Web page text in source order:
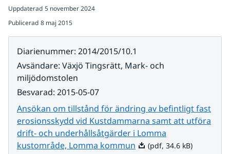
Uppdaterad 5 november 2024
Publicerad 8 maj 2015
Diarienummer: 2014/2015/10.1
Avsändare: Växjö Tingsrätt, Mark- och
miljödomstolen
Besvarad: 2015-05-07
Ansökan om tillstånd för ändring av befintligt fast
erosionsskydd vid Kustdammarna samt att utföra
drift- och underhållsåtgärder i Lomma
kustområde, Lomma kommun Pdf, 34.6 kB.
(pdf, 34.6 kB)